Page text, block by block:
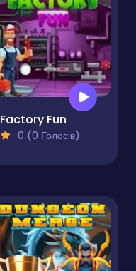
Factory Fun
0 (0 Голосів)